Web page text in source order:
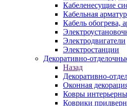
Кабеленесущие
Кабельная
Кабель обогрева,
Электродвигатели
Электростанции
Декоративно-
Назад
Декоративно-
Оконная
Ковры
Коврики